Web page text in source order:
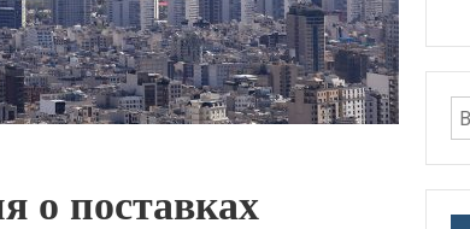
о поставках